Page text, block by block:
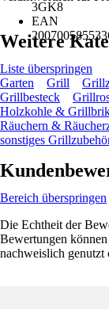
3GK8
EAN
Weitere
Liste überspringen
Garten
Grill
Grillbesteck
Holzkohle &
Räuchern &
sonstiges
Bereich überspringen
Die Echtheit der
Bewertungen
nachweislich genutzt